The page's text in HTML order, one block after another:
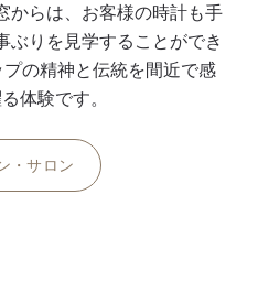
からは、お客様の時計も手
ぶりを見学することができ
の精神と伝統を間近で感
体験です。
・サロン